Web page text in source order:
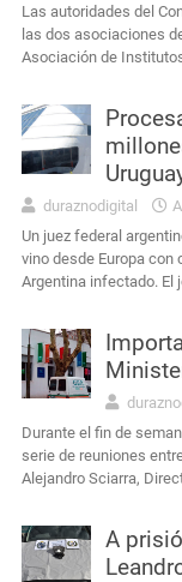
Las autoridades del
las dos asociaciones
Asociación de
duraznodigital
Un juez federal
vino desde Europa con
Argentina infectado. El
Durante el fin de
serie de reuniones
Alejandro Sciarra,
A